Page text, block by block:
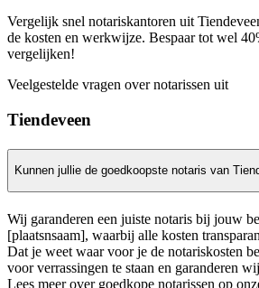
Vergelijk snel notariskantoren uit
de kosten en werkwijze. Bespaar tot wel
vergelijken!
Veelgestelde vragen over notarissen uit
Tiendeveen
Kunnen jullie de goedkoopste notaris van
Wij garanderen een juiste notaris bij jouw
[plaatsnsaam], waarbij alle kosten
Dat je weet waar voor je de notariskosten
voor verrassingen te staan en garanderen
Lees meer over goedkope notarissen op